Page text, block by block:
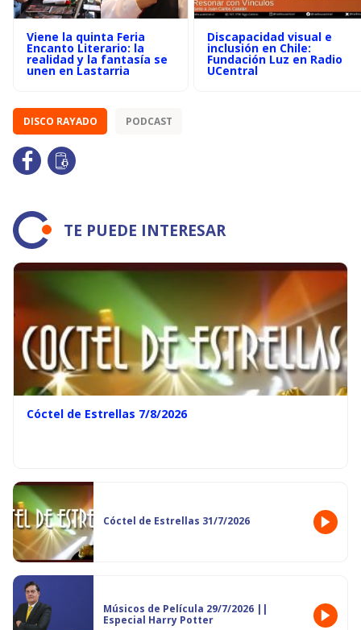
Viene la quinta Feria
Encanto Literario: la
realidad y la fantasía se
unen en Lastarria
Discapacidad visual e
inclusión en Chile:
Fundación Luz en Radio
UCentral
DISCO RAYADO PODCAST
TE PUEDE INTERESAR
Cóctel de Estrellas 7/8/2026
Cóctel de Estrellas 31/7/2026
Músicos de Película 29/7/2026 ||
Especial Harry Potter